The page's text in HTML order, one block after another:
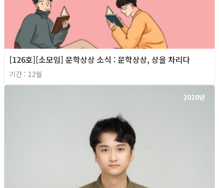
[126호][소모임] 문학상상 소식 : 문학상상, 상을 차리다
기간 : 12월
2020년